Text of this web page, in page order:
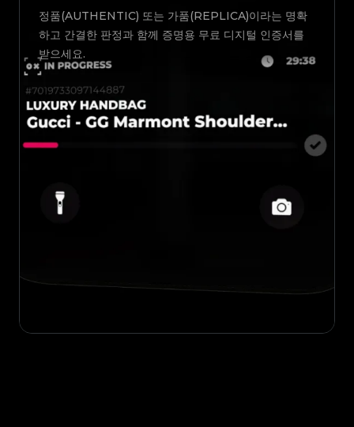
정품(AUTHENTIC) 또는 가품(REPLICA)이라는 명확
하고 간결한 판정과 함께 증명용 무료 디지털 인증서를
받으세요.